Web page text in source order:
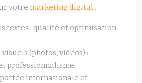
votre marketing digital .
textes : qualité et optimisation
(photos, vidéos) :
professionnalisme.
internationale et